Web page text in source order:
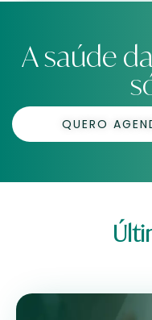
A saúde
QUERO